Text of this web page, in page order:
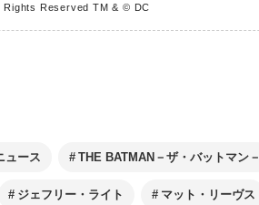
Reserved TM & © DC
ュース THE BATMAN－ザ・バットマン－
ジェフリー・ライト マット・リーヴス